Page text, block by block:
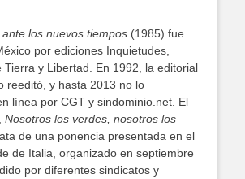
los nuevos tiempos (1985) fue
por ediciones Inquietudes,
Tierra y Libertad. En 1992, la editorial
reeditó, y hasta 2013 no lo
línea por CGT y sindominio.net. El
Nosotros los verdes, nosotros los
de una ponencia presentada en el
de Italia, organizado en septiembre
por diferentes sindicatos y